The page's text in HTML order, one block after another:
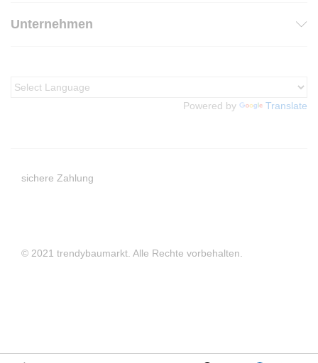
Unternehmen
Powered by Translate
© 2021 trendybaumarkt. Alle Rechte vorbehalten.
sichere Zahlung